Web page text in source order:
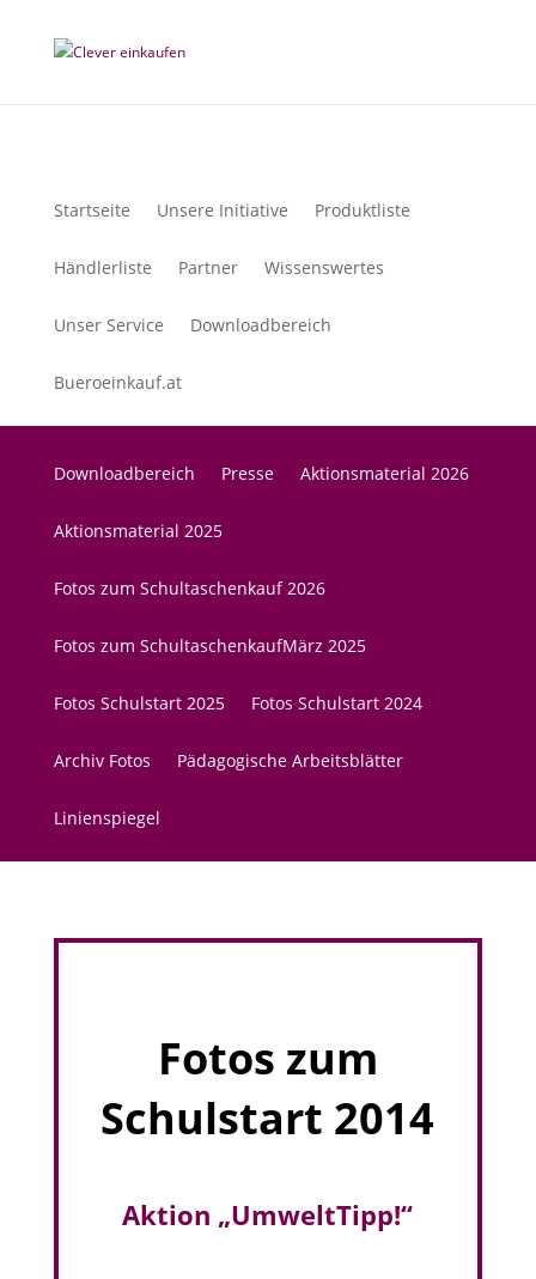
Startseite Unsere Initiative Produktliste
Händlerliste Partner Wissenswertes
Unser Service Downloadbereich
Bueroeinkauf.at
Downloadbereich Presse Aktionsmaterial 2026
Aktionsmaterial 2025
Fotos zum Schultaschenkauf 2026
Fotos zum SchultaschenkaufMärz 2025
Fotos Schulstart 2025 Fotos Schulstart 2024
Archiv Fotos Pädagogische Arbeitsblätter
Linienspiegel
Fotos zum
Schulstart 2014
Aktion „UmweltTipp!“